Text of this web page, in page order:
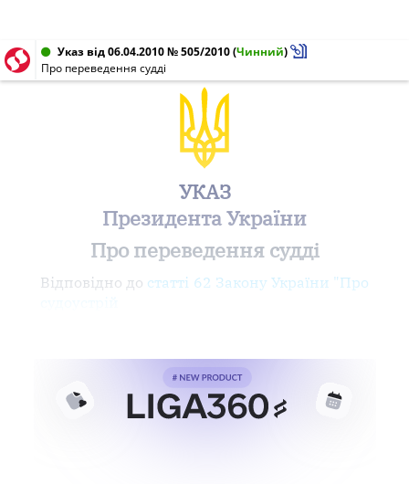
Указ від 06.04.2010 № 505/2010(Чинний)
Про переведення судді
УКАЗ
Президента України
Про переведення судді
Відповідно до статті 62 Закону України "Про